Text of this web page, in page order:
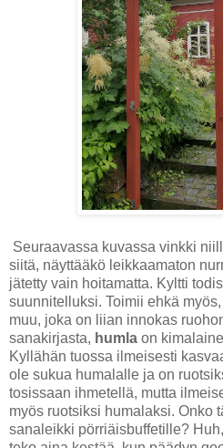
Seuraavassa kuvassa vinkki
siitä, näyttääkö leikkaamaton
jätetty vain hoitamatta. Kyltti
suunnitelluksi. Toimii ehkä
muu, joka on liian innokas
sanakirjasta, humla on
Kyllähän tuossa ilmeisesti
ole sukua humalalle ja on
tosissaan ihmetellä, mutta
myös ruotsiksi humalaksi. Onko
sanaleikki pörriäisbuffetille?